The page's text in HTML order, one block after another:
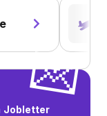
🛩️
💌
Jobletter